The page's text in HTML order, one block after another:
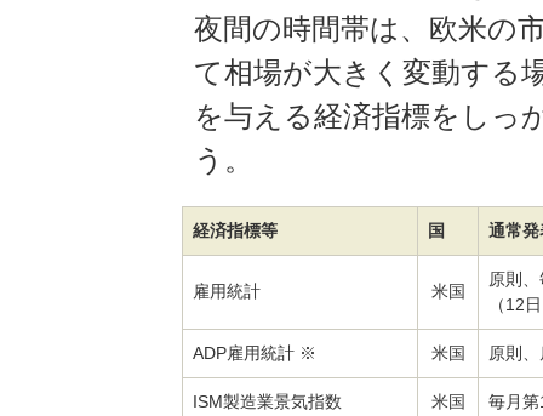
夜間の時間帯は、欧米の
て相場が大きく変動する
を与える経済指標をしっ
う。
経済指標等 国 通常
雇用統計 米国
原則
（12
ADP雇用統計 ※ 米国 原則
ISM製造業景気指数 米国 毎月